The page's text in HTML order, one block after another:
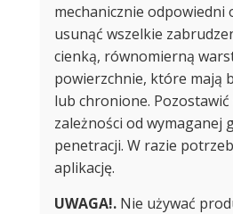
mechanicznie odpowiedni
usunąć wszelkie
cienką, równomierną
powierzchnie, które mają
lub chronione. Pozostawić
zależności od wymaganej
penetracji. W razie
aplikację.
UWAGA!. Nie używać